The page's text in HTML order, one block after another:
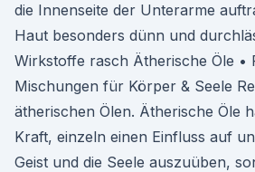
die Innenseite der Unterarme
Haut besonders dünn und
Wirkstoffe rasch Ätherische Öle •
Mischungen für Körper & Seele
ätherischen Ölen. Ätherische Öle
Kraft, einzeln einen Einfluss auf
Geist und die Seele auszuüben,